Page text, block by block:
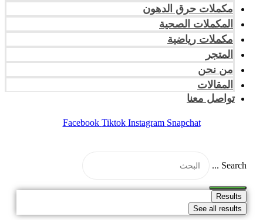
مكملات حرق الدهون
المكملات الصحية
مكملات رياضية
المتجر
من نحن
المقالات
تواصل معنا
Facebook Tiktok Instagram Snapchat
Search ...
Results
See all results